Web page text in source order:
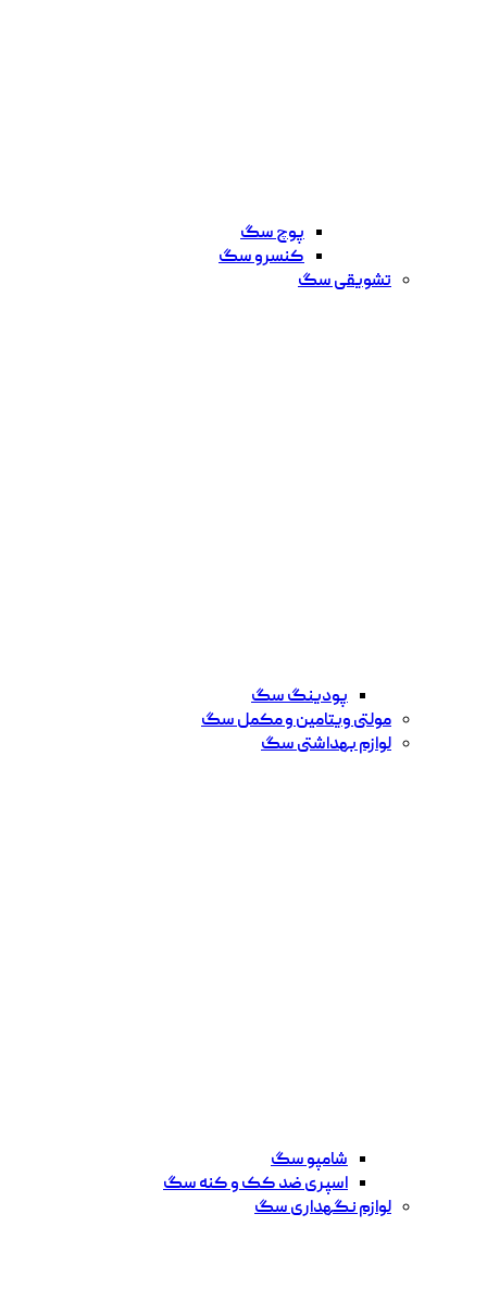
پوچ سگ
کنسرو سگ
تشویقی سگ
پودینگ سگ
مولتی ویتامین و مکمل سگ
لوازم بهداشتی سگ
شامپو سگ
اسپری ضد کک و کنه سگ
لوازم نگهداری سگ